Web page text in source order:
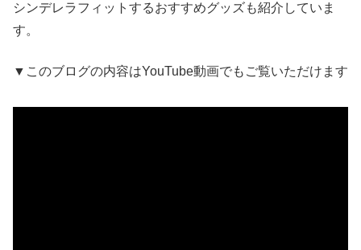
シンデレラフィットするおすすめグッズも紹介していま
す。
▼このブログの内容はYouTube動画でもご覧いただけます